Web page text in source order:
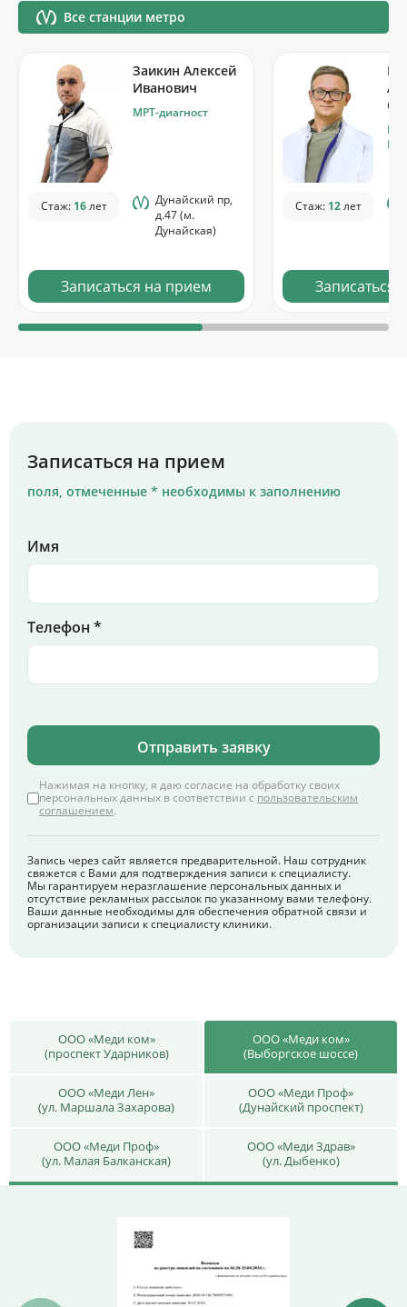
Все станции метро
Заикин Алексей
Иванович
МРТ-диагност
Стаж: 16лет
Дунайский пр,
д.47 (м.
Дунайская)
Записаться на прием
Стаж: 12лет
Записаться
Записаться на прием
поля, отмеченные * необходимы к заполнению
Имя
Телефон *
Отправить заявку
Нажимая на кнопку, я даю согласие на обработку своих
персональных данных в соответствии с пользовательским
соглашением.
Запись через сайт является предварительной. Наш сотрудник
свяжется с Вами для подтверждения записи к специалисту.
Мы гарантируем неразглашение персональных данных и
отсутствие рекламных рассылок по указанному вами телефону.
Ваши данные необходимы для обеспечения обратной связи и
организации записи к специалисту клиники.
ООО «Меди ком»
(проспект Ударников)
ООО «Меди ком»
(Выборгское шоссе)
ООО «Меди Лен»
(ул. Маршала Захарова)
ООО «Меди Проф»
(Дунайский проспект)
ООО «Меди Проф»
(ул. Малая Балканская)
ООО «Меди Здрав»
(ул. Дыбенко)